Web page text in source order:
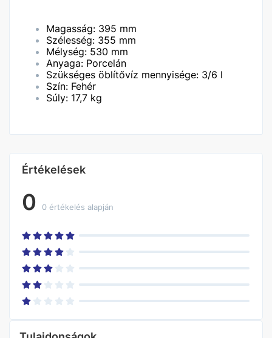
Magasság: 395 mm
Szélesség: 355 mm
Mélység: 530 mm
Anyaga: Porcelán
Szükséges öblítővíz mennyisége: 3/6 l
Szín: Fehér
Súly: 17,7 kg
Értékelések
0 0 értékelés alapján